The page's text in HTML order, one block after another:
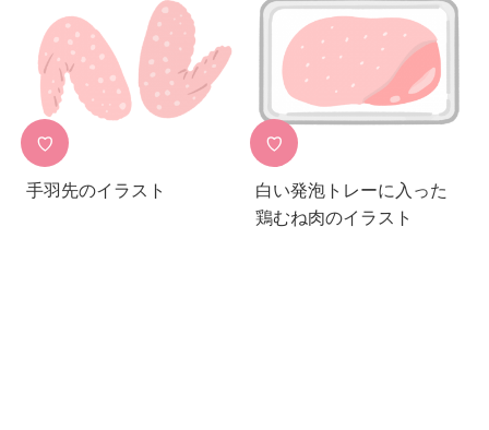
♡
手羽先のイラスト
♡
白い発泡トレーに入った
鶏むね肉のイラスト